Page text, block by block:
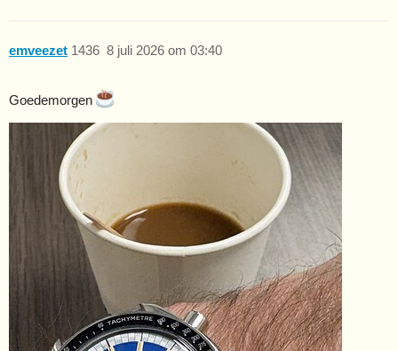
emveezet 8 juli 2026 om 03:40
1436
Goedemorgen